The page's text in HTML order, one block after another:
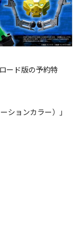
ード版の予約特
ションカラー）」